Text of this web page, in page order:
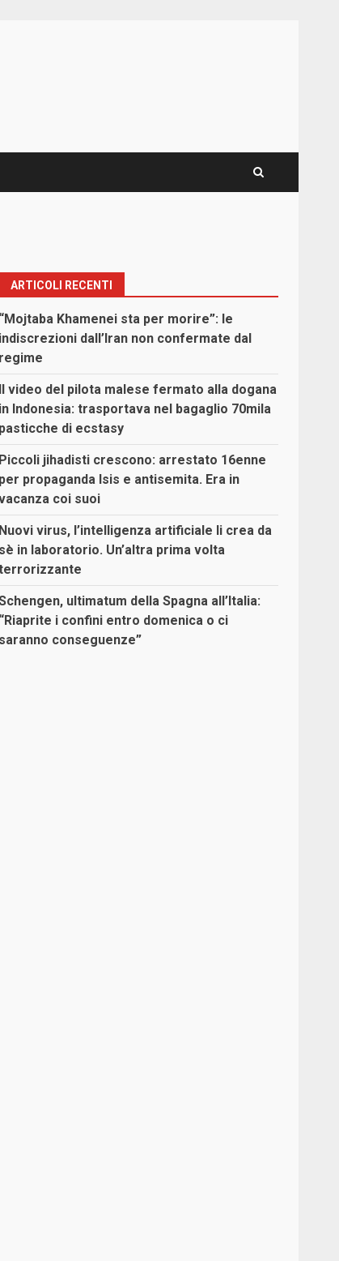
ARTICOLI RECENTI
“Mojtaba Khamenei sta per morire”: le
indiscrezioni dall’Iran non confermate dal
regime
Il video del pilota malese fermato alla dogana
in Indonesia: trasportava nel bagaglio 70mila
pasticche di ecstasy
Piccoli jihadisti crescono: arrestato 16enne
per propaganda Isis e antisemita. Era in
coi suoi
Nuovi virus, l’intelligenza artificiale li crea da
sè in laboratorio. Un’altra prima volta
ultimatum della Spagna all’Italia:
“Riaprite i confini entro domenica o ci
saranno conseguenze”